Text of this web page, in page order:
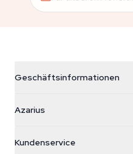
Geschäftsinformationen
Galvaniweg 11
Nederland
Azarius
Kundenservice